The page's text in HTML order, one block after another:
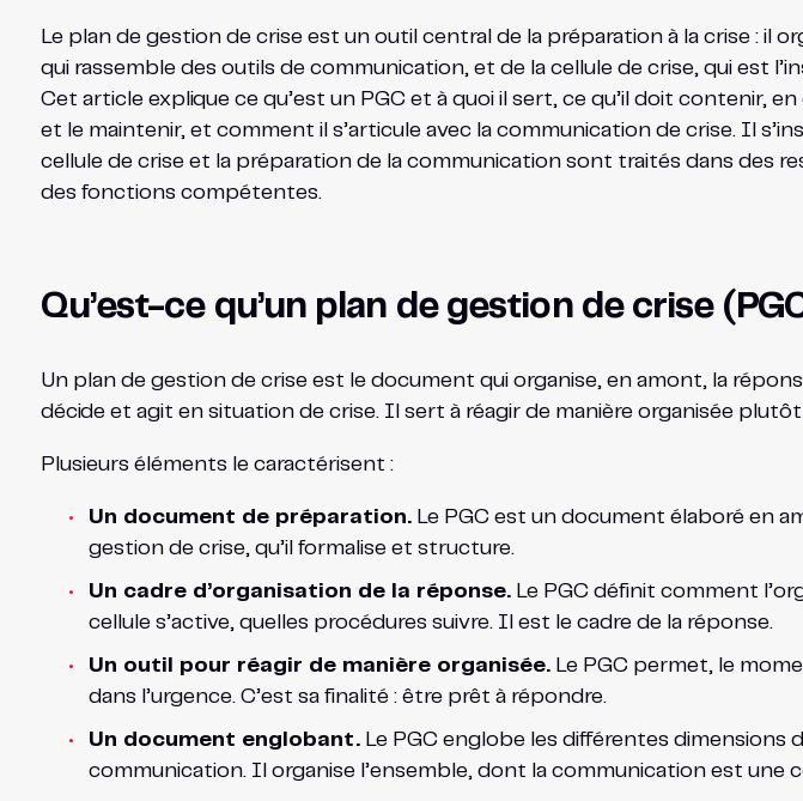
Le plan de gestion de crise est un outil central de la préparation à la crise : il
qui rassemble des outils de communication, et de la cellule de crise, qui est
Cet article explique ce qu’est un PGC et à quoi il sert, ce qu’il doit contenir,
et le maintenir, et comment il s’articule avec la communication de crise. Il
cellule de crise et la préparation de la communication sont traités dans des
des fonctions compétentes.
Qu’est-ce qu’un plan de gestion de crise
Un plan de gestion de crise est le document qui organise, en amont, la
décide et agit en situation de crise. Il sert à réagir de manière organisée plutôt
Plusieurs éléments le caractérisent :
Un document de préparation.Le PGC est un document élaboré en
gestion de crise, qu’il formalise et structure.
Un cadre d’organisation de la réponse.Le PGC définit comment
cellule s’active, quelles procédures suivre. Il est le cadre de la réponse.
Un outil pour réagir de manière organisée.Le PGC permet, le
dans l’urgence. C’est sa finalité : être prêt à répondre.
Un document englobant.Le PGC englobe les différentes dimensions
communication. Il organise l’ensemble, dont la communication est une